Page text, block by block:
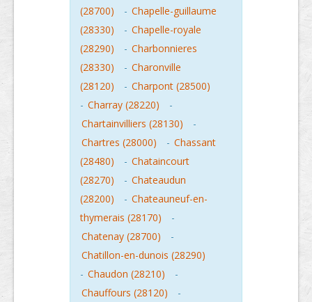
(28700)
- Chapelle-guillaume
(28330)
- Chapelle-royale
(28290)
- Charbonnieres
(28330)
- Charonville
(28120)
- Charpont (28500)
- Charray (28220)
-
Chartainvilliers (28130)
-
Chartres (28000)
- Chassant
(28480)
- Chataincourt
(28270)
- Chateaudun
(28200)
- Chateauneuf-en-
thymerais (28170)
-
Chatenay (28700)
-
Chatillon-en-dunois (28290)
- Chaudon (28210)
-
Chauffours (28120)
-